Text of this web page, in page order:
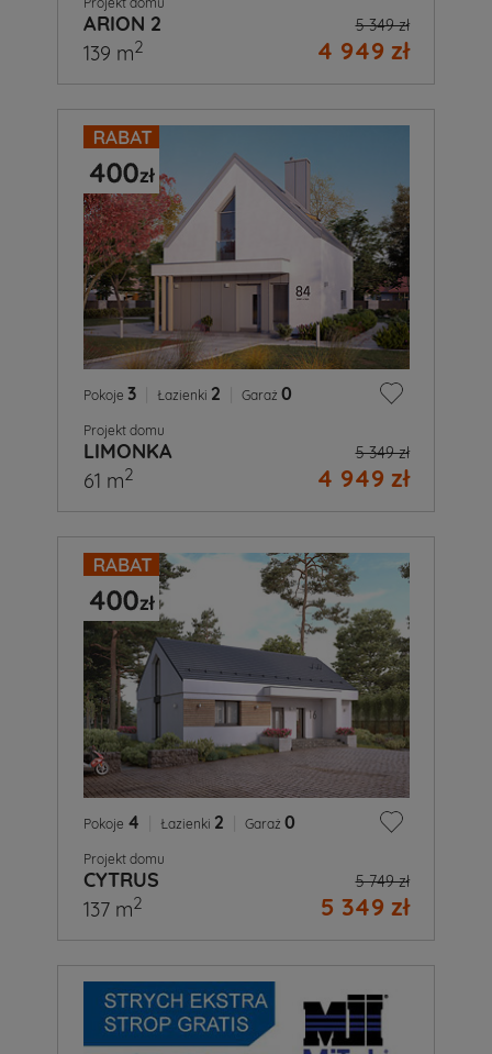
ARION 2 5 349 zł
4 949 zł
139 m2
Pokoje 3 Łazienki 2 Garaż 0
Projekt domu
LIMONKA 5 349 zł
4 949 zł
61 m2
Pokoje 4 Łazienki 2 Garaż 0
Projekt domu
CYTRUS 5 749 zł
5 349 zł
137 m2